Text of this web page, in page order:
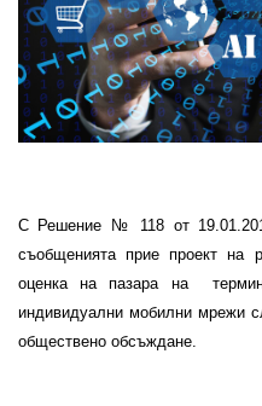
С Решение № 118 от 19
съобщенията прие проект на
оценка на пазара на
индивидуални мобилни мрежи
обществено обсъждане.